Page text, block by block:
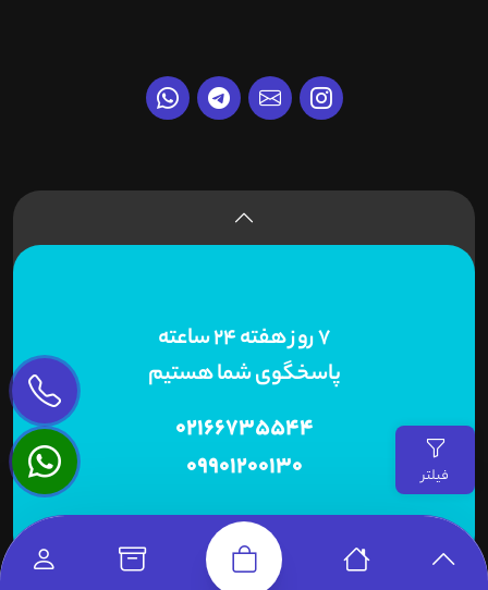
فیلتر
7 روز هفته 24 ساعته
پاسخگوی شما هستیم
02166735544
09901200130